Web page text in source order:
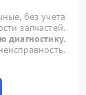
без учета
запчастей.
диагностику.